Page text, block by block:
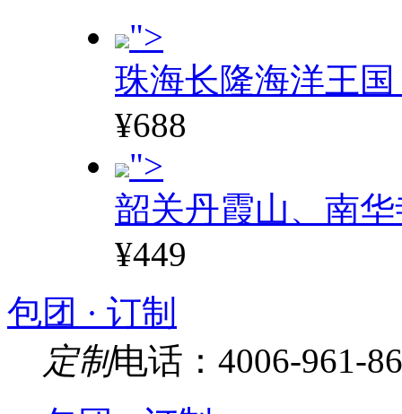
">
珠海长隆海洋王
¥688
">
韶关丹霞山、南
¥449
包团 · 订制
定制电话：4006-961-